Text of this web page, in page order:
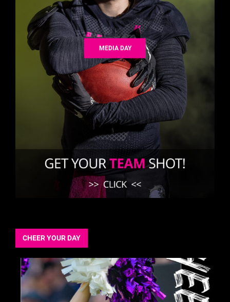
MEDIA DAY
CHEER YOUR DAY